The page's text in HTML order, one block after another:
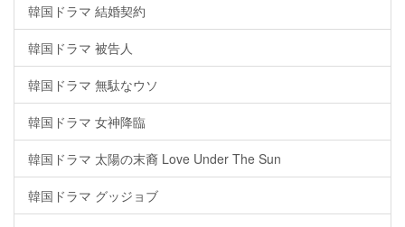
韓国ドラマ 結婚契約
韓国ドラマ 被告人
韓国ドラマ 無駄なウソ
韓国ドラマ 女神降臨
韓国ドラマ 太陽の末裔 Love Under The Sun
韓国ドラマ グッジョブ